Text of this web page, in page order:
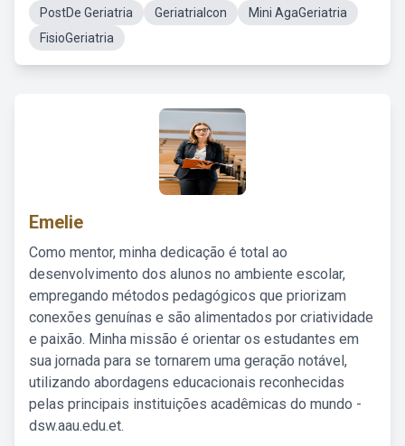
PostDe Geriatria
GeriatriaIcon
Mini AgaGeriatria
FisioGeriatria
Emelie
Como mentor, minha dedicação é total ao
desenvolvimento dos alunos no ambiente escolar,
empregando métodos pedagógicos que priorizam
conexões genuínas e são alimentados por criatividade
e paixão. Minha missão é orientar os estudantes em
sua jornada para se tornarem uma geração notável,
utilizando abordagens educacionais reconhecidas
pelas principais instituições acadêmicas do mundo -
dsw.aau.edu.et.